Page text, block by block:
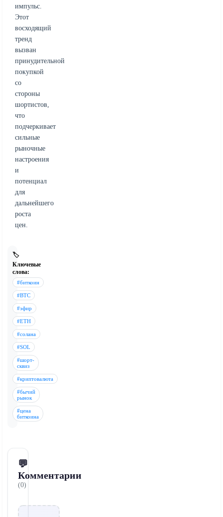
импульс.
Этот
восходящий
тренд
вызван
принудительной
покупкой
со
стороны
шортистов,
что
подчеркивает
сильные
рыночные
настроения
и
потенциал
для
дальнейшего
роста
цен.
🏷️
Ключевые
слова:
#биткоин
#BTC
#эфир
#ETH
#солана
#SOL
#шорт-
сквиз
#криптовалюта
#бычий
рынок
#цена
биткоина
💬
Комментарии
(0)